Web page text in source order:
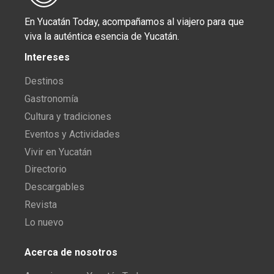
En Yucatán Today, acompañamos al viajero para que
viva la auténtica esencia de Yucatán.
Intereses
Destinos
Gastronomía
Cultura y tradiciones
Eventos y Actividades
Vivir en Yucatán
Directorio
Descargables
Revista
Lo nuevo
Acerca de nosotros